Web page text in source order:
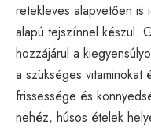
retekleves alapvetően is
alapú tejszínnel készül.
hozzájárul a
a szükséges vitaminokat
frissessége és
nehéz, húsos ételek